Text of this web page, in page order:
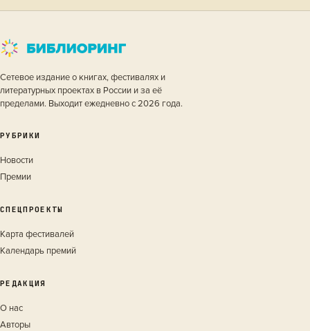
Сетевое издание о книгах, фестивалях и
литературных проектах в России и за её
пределами. Выходит ежедневно с 2026 года.
РУБРИКИ
Новости
Премии
СПЕЦПРОЕКТЫ
Карта фестивалей
Календарь премий
РЕДАКЦИЯ
О нас
Авторы